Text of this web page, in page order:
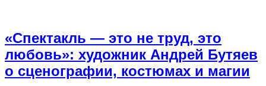
«Спектакль — это не труд, это
любовь»: художник Андрей Бутяев
о сценографии, костюмах и магии